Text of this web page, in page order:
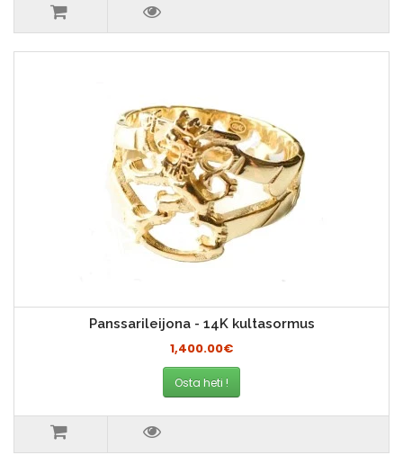
Panssarileijona - 14K kultasormus
1,400.00€
Osta heti !